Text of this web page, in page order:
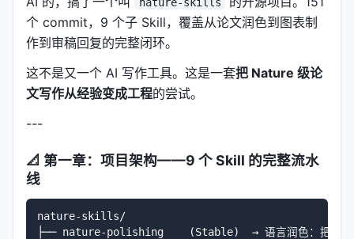
个 commit，9 个子 Skill，覆盖从论文润色到图表制
作到审稿回复的完整闭环。
这不是又一个 AI 写作工具。这是一套把 Nature 级论
文写作从经验变成工程的尝试。
---
📐 第一章：项目架构——9 个 Skill 的完整流水
线
nature-skills/
├── nature-polishing    (Stable)  → 语言润色：把中文